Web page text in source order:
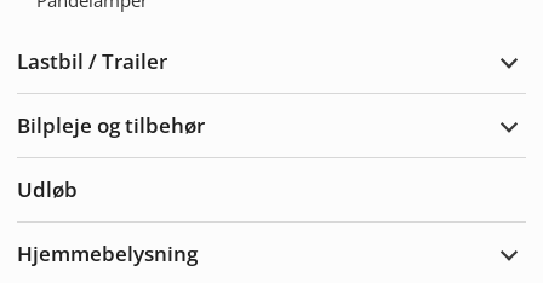
Lastbil / Trailer
Bilpleje og tilbehør
Udløb
Hjemmebelysning